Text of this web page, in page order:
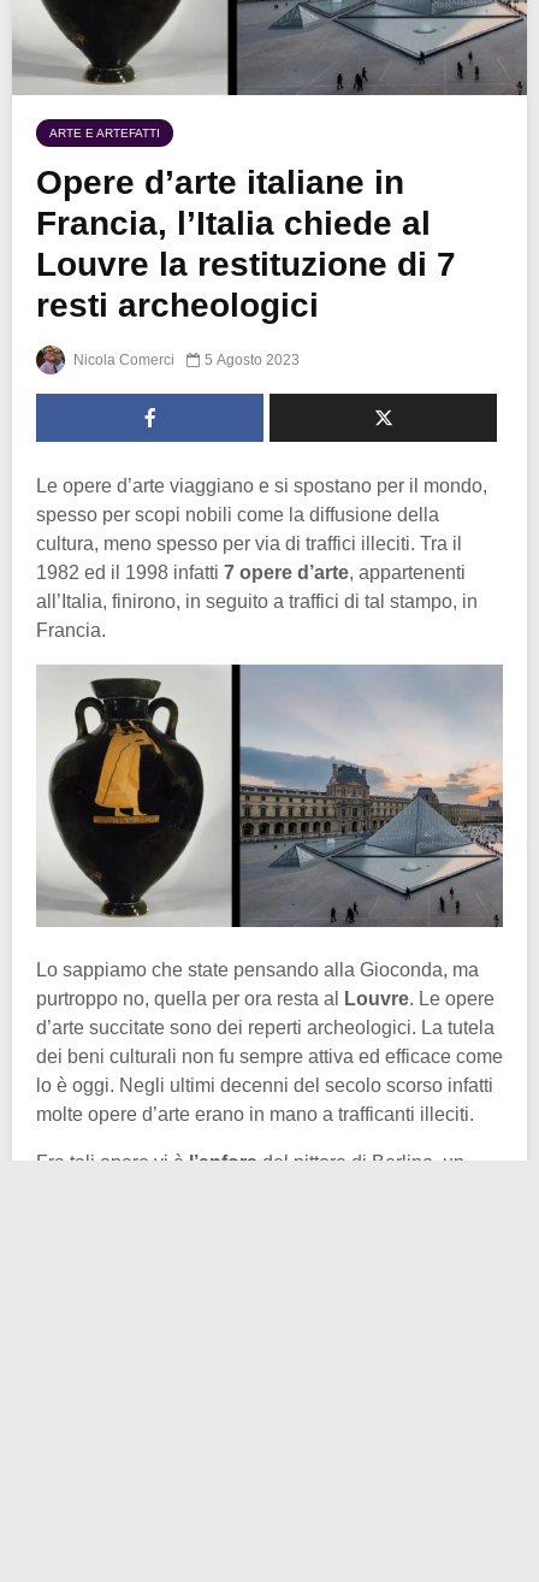
ARTE E ARTEFATTI
Opere d’arte italiane in
Francia, l’Italia chiede al
Louvre la restituzione di 7
resti archeologici
Nicola Comerci 5 Agosto 2023
Le opere d’arte viaggiano e si spostano per il mondo,
spesso per scopi nobili come la diffusione della
cultura, meno spesso per via di traffici illeciti. Tra il
1982 ed il 1998 infatti 7 opere d’arte, appartenenti
all’Italia, finirono, in seguito a traffici di tal stampo, in
Francia.
Lo sappiamo che state pensando alla Gioconda, ma
purtroppo no, quella per ora resta al
Louvre. Le opere
d’arte succitate sono dei reperti archeologici. La tutela
dei beni culturali non fu sempre attiva ed efficace come
lo è oggi. Negli ultimi decenni del secolo scorso infatti
molte opere d’arte erano in mano a trafficanti illeciti.
Fra tali opere vi è l’anfora del pittore di Berlino, un